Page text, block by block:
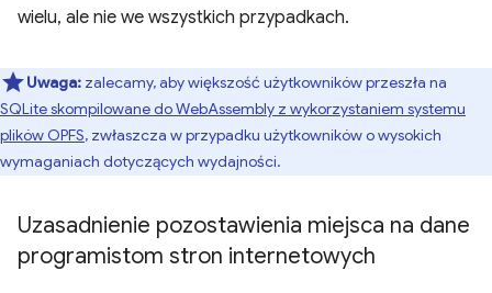
wielu, ale nie we wszystkich przypadkach.
Uwaga: zalecamy, aby większość użytkowników przeszła na
SQLite skompilowane do WebAssembly z wykorzystaniem systemu
plików OPFS, zwłaszcza w przypadku użytkowników o wysokich
wymaganiach dotyczących wydajności.
Uzasadnienie pozostawienia miejsca na dane
programistom stron internetowych